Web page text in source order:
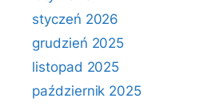
styczeń 2026
grudzień 2025
listopad 2025
październik 2025